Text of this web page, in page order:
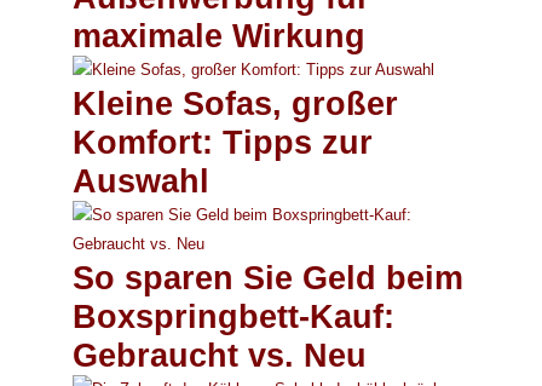
maximale Wirkung
Kleine Sofas, großer
Komfort: Tipps zur
Auswahl
So sparen Sie Geld beim
Boxspringbett-Kauf:
Gebraucht vs. Neu